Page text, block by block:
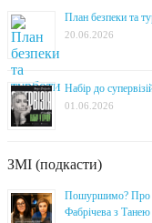
План безпеки та
20.06.2026
Набір до
01.06.2026
ЗМІ (подкасти)
Пошуршимо? Про
Фабрічева з